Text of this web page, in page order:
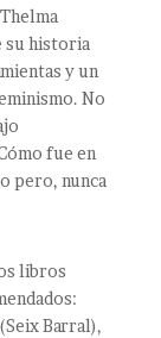
su historia
y un
No
fue en
pero, nunca
libros
Barral),